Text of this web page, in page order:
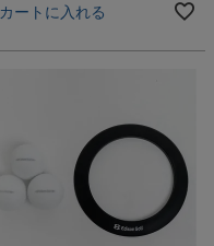
カートに入れる